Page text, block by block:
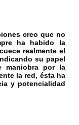
creo que no
ha habido la
realmente el
su papel
maniobra por la
la red, ésta ha
y potencialidad